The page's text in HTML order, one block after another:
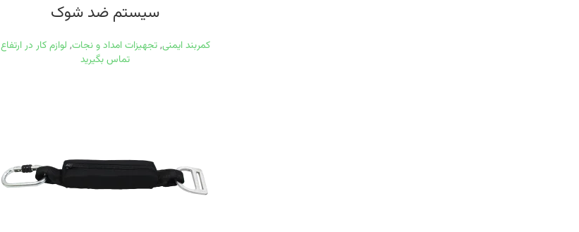
سیستم ضد شوک
کمربند ایمنی, تجهیزات امداد و نجات, لوازم کار در ارتفاع
تماس بگیرید